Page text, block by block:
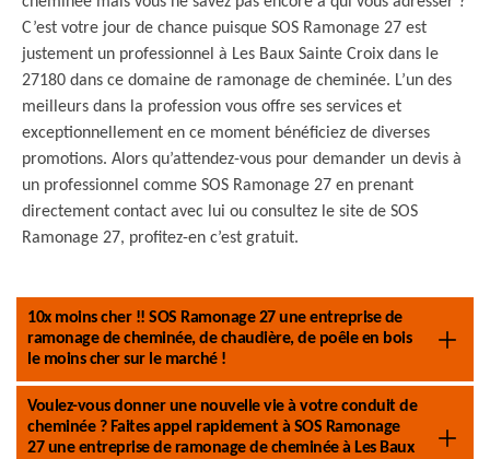
C’est votre jour de chance puisque SOS Ramonage 27 est
justement un professionnel à Les Baux Sainte Croix dans le
27180 dans ce domaine de ramonage de cheminée. L’un des
meilleurs dans la profession vous offre ses services et
exceptionnellement en ce moment bénéficiez de diverses
promotions. Alors qu’attendez-vous pour demander un devis à
un professionnel comme SOS Ramonage 27 en prenant
directement contact avec lui ou consultez le site de SOS
Ramonage 27, profitez-en c’est gratuit.
10x moins cher !! SOS Ramonage 27 une entreprise de
ramonage de cheminée, de chaudière, de poêle en bois
le moins cher sur le marché !
Voulez-vous donner une nouvelle vie à votre conduit de
cheminée ? Faites appel rapidement à SOS Ramonage
27 une entreprise de ramonage de cheminée à Les Baux